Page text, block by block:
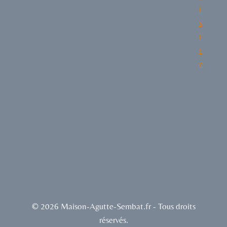
i
s
i
t
e
© 2026 Maison-Agutte-Sembat.fr - Tous droits
réservés.